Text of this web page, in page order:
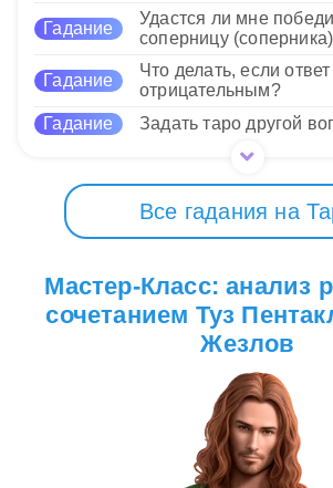
новых навыков.
31 Нравится
Гадание
Удастся ли мне
соперницу
Гадание
Что делать, если ответ
отрицательным?
Гадание Задать таро другой
Все гадания на
Мастер-Класс: анализ
сочетанием Туз
Жезлов